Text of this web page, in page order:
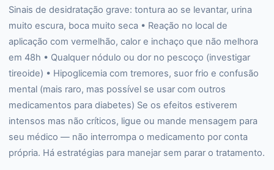
Sinais de desidratação grave: tontura ao se levantar, urina
muito escura, boca muito seca • Reação no local de
aplicação com vermelhão, calor e inchaço que não melhora
em 48h • Qualquer nódulo ou dor no pescoço (investigar
tireoide) • Hipoglicemia com tremores, suor frio e confusão
mental (mais raro, mas possível se usar com outros
medicamentos para diabetes) Se os efeitos estiverem
intensos mas não críticos, ligue ou mande mensagem para
seu médico — não interrompa o medicamento por conta
própria. Há estratégias para manejar sem parar o tratamento.